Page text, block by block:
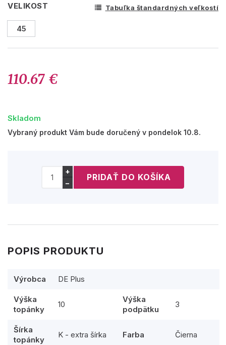
VELIKOST Tabuľka štandardných veľkostí
45
110.67 €
Skladom
Vybraný produkt Vám bude doručený v pondelok 10.8.
+
−
POPIS PRODUKTU
Výrobca DE Plus
Výška
topánky
10
Výška
podpätku
3
Šírka
topánky
K - extra šírka Farba Čierna